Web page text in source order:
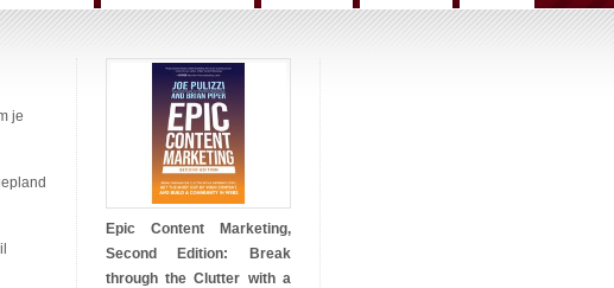
je
Epic Content Marketing,
Second Edition: Break
through the Clutter with a